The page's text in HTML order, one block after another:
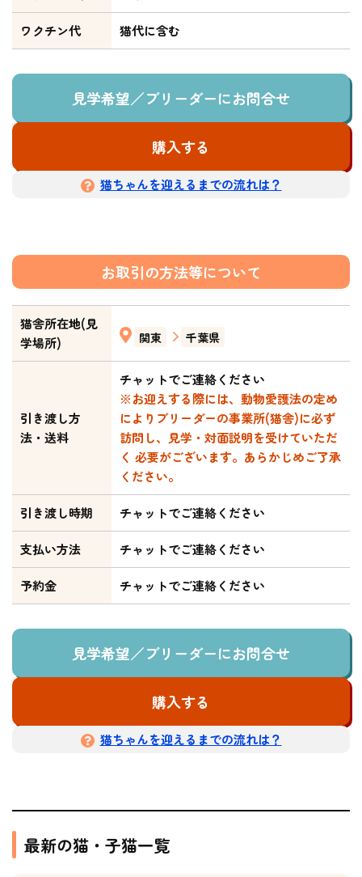
ワクチン代 猫代に含む
見学希望／ブリーダーにお問合せ
購入する
猫ちゃんを迎えるまでの流れは？
お取引の方法等について
猫舎所在地(見
学場所)
関東 千葉県
引き渡し方
法・送料
チャットでご連絡ください
※お迎えする際には、動物愛護法の定め
によりブリーダーの事業所(猫舎)に必ず
訪問し、見学・対面説明を受けていただ
く 必要がございます。あらかじめご了承
ください。
引き渡し時期 チャットでご連絡ください
支払い方法 チャットでご連絡ください
予約金 チャットでご連絡ください
見学希望／ブリーダーにお問合せ
購入する
猫ちゃんを迎えるまでの流れは？
最新の猫・子猫一覧